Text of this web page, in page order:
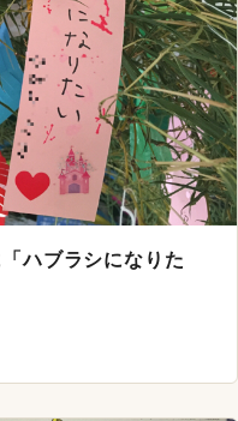
ハブラシになりた